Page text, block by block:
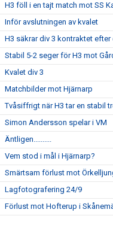
H3 föll i en tajt match mot SS
Inför avslutningen av kvalet
H3 säkrar div 3 kontraktet efter
Stabil 5-2 seger för H3 mot
Kvalet div 3
Matchbilder mot Hjärnarp
Tvåsiffrigt när H3 tar en stabil
Simon Andersson spelar i VM
Äntligen..........
Vem stod i mål i Hjärnarp?
Smärtsam förlust mot
Lagfotografering 24/9
Förlust mot Hofterup i